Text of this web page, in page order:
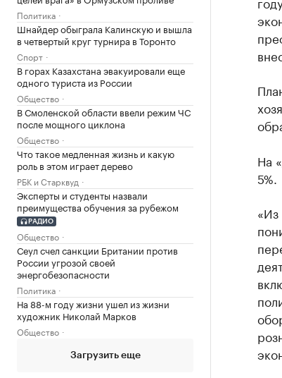
Политика
Шнайдер обыграла Калинскую и вышла
в четвертый круг турнира в Торонто
Спорт
В горах Казахстана эвакуировали еще
одного туриста из России
Общество
В Смоленской области ввели режим ЧС
после мощного циклона
Общество
Что такое медленная жизнь и какую
роль в этом играет дерево
РБК и Старквуд
Эксперты и студенты назвали
преимущества обучения за рубежом
РАДИО
Общество
Сеул счел санкции Британии против
России угрозой своей
энергобезопасности
Политика
На 88-м году жизни ушел из жизни
художник Николай Марков
Общество
Загрузить еще
На
5%.